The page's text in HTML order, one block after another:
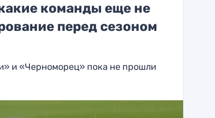
команды еще не
перед сезоном
и «Черноморец» пока не прошли